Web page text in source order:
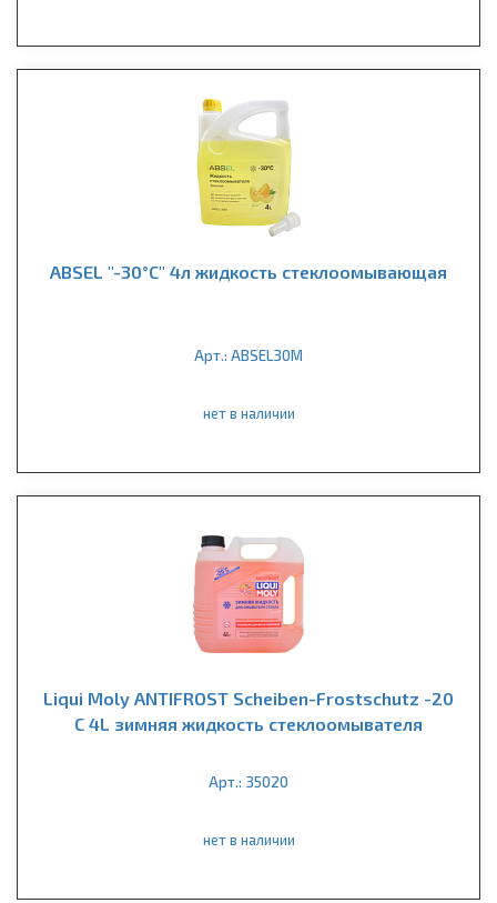
ABSEL "-30°C" 4л жидкость стеклоомывающая
Арт.: ABSEL30M
нет в наличии
Liqui Moly ANTIFROST Scheiben-Frostschutz -20
С 4L зимняя жидкость стеклоомывателя
Арт.: 35020
нет в наличии